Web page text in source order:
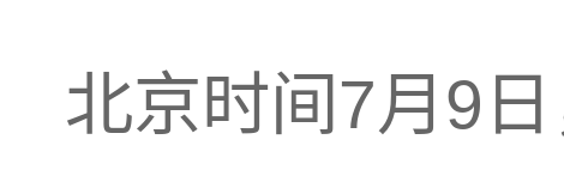
北京时间7月9